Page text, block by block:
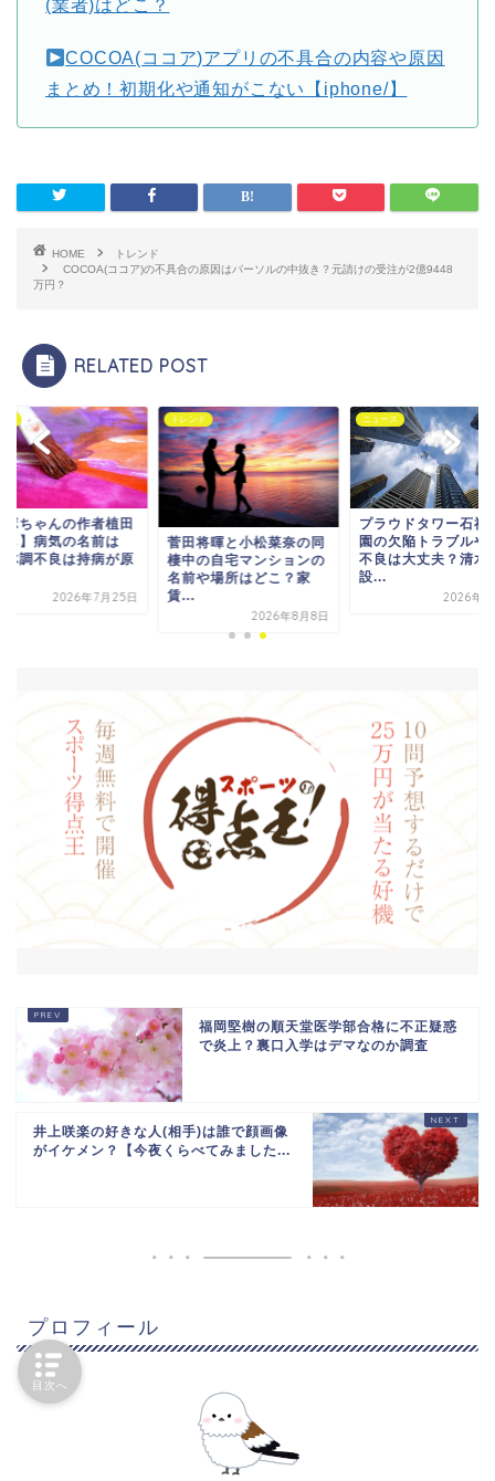
(業者)はどこ？
COCOA(ココア)アプリの不具合の内容や原因
まとめ！初期化や通知がこない【iphone/】
HOME
トレンド
COCOA(ココア)の不具合の原因はパーソルの中抜き？元請けの受注が2億9448
万円？
RELATED POST
ボちゃんの作者植田
し】病気の名前は
体調不良は持病が原
2026年7月25日
トレンド
菅田将暉と小松菜奈の同
棲中の自宅マンションの
名前や場所はどこ？家
賃...
2026年8月8日
ニュース
プラウドタワー石神
園の欠陥トラブルや
不良は大丈夫？清水
設...
2026年8
福岡堅樹の順天堂医学部合格に不正疑惑
で炎上？裏口入学はデマなのか調査
井上咲楽の好きな人(相手)は誰で顔画像
がイケメン？【今夜くらべてみました...
プロフィール
目次へ